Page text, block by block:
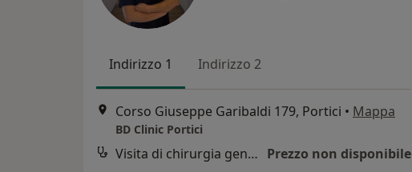
Indirizzo 1 Indirizzo 2
Corso Giuseppe Garibaldi 179, Portici • Mappa
BD Clinic Portici
Visita di chirurgia generale Prezzo non disponibile